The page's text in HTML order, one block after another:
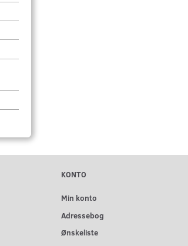
KONTO
Min konto
Adressebog
Ønskeliste